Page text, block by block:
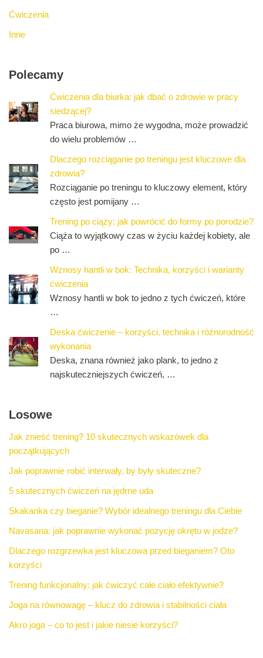
Ćwiczenia
Inne
Polecamy
Ćwiczenia dla biurka: jak dbać o zdrowie w pracy
siedzącej?
Praca biurowa, mimo że wygodna, może prowadzić
do wielu problemów …
Dlaczego rozciąganie po treningu jest kluczowe dla
zdrowia?
Rozciąganie po treningu to kluczowy element, który
często jest pomijany …
Trening po ciąży: jak powrócić do formy po porodzie?
Ciąża to wyjątkowy czas w życiu każdej kobiety, ale
po …
Wznosy hantli w bok: Technika, korzyści i warianty
ćwiczenia
Wznosy hantli w bok to jedno z tych ćwiczeń, które
…
Deska ćwiczenie – korzyści, technika i różnorodność
wykonania
Deska, znana również jako plank, to jedno z
najskuteczniejszych ćwiczeń, …
Losowe
Jak znieść trening? 10 skutecznych wskazówek dla
początkujących
Jak poprawnie robić interwały, by były skuteczne?
5 skutecznych ćwiczeń na jędrne uda
Skakanka czy bieganie? Wybór idealnego treningu dla Ciebie
Navasana: jak poprawnie wykonać pozycję okrętu w jodze?
Dlaczego rozgrzewka jest kluczowa przed bieganiem? Oto
korzyści
Trening funkcjonalny: jak ćwiczyć całe ciało efektywnie?
Joga na równowagę – klucz do zdrowia i stabilności ciała
Akro joga – co to jest i jakie niesie korzyści?